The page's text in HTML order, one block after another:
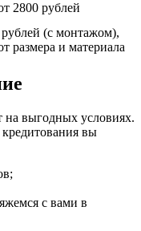
2800 рублей
рублей (с монтажом),
размера и материала
на выгодных условиях.
вы
с вами в